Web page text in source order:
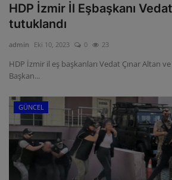
HDP İzmir İl Eşbaşkanı
tutuklandı
admin Eki 10, 2023 0 23
HDP İzmir il eş başkanları Vedat Çınar Altan
Başkan...
GÜNCEL